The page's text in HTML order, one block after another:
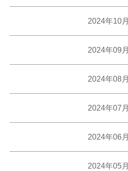
2024年10月
2024年09月
2024年08月
2024年07月
2024年06月
2024年05月